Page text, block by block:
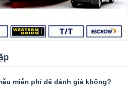
miễn phí để đánh giá không?